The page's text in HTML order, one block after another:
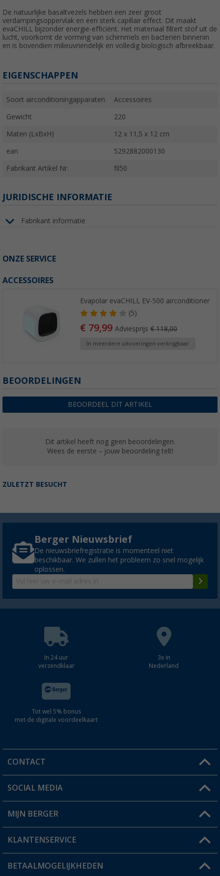
De natuurlijke basaltvezels hebben een zeer groot
verdampingsoppervlak en een sterk capillair effect. Dit maakt
evaCHILL bijzonder energie-efficiënt. Het materiaal filtert stof uit de
lucht, voorkomt de vorming van schimmels en bacteriën binnenin
en is bovendien milieuvriendelijk en volledig biologisch afbreekbaar.
EIGENSCHAPPEN
Soort airconditioningapparaten Accessoires
Gewicht 220
Maten (LxBxH) 12 x 11,5 x 12 cm
ean 5292882000130
Fabrikant Artikel Nr. fil50
JURIDISCHE INFORMATIE
Fabrikant informatie
ONZE SERVICE
ACCESSOIRES
Evapolar evaCHILL EV-500 airconditioner
(5)
€ 79,99Adviesprijs€ 118,00
In meerdere uitvoeringen verkrijgbaar
BEOORDELINGEN
BEOORDEEL DIT ARTIKEL
Dit artikel heeft nog geen beoordelingen.
Wees de eerste – jouw beoordeling telt!
ZULETZT BESUCHT
Berger Nieuwsbrief
De nieuwsbriefregistratie is momenteel niet
beschikbaar. We zullen het probleem zo snel mogelijk
oplossen.
In 24 uur
verzendklaar
3x in
Nederland
Tot wel 5% bonus
met de digitale voordeelkaart
CONTACT
Een vraag?
Winkel vinden
SOCIAL MEDIA
MIJN BERGER
Mijn account
Status bestelling
KLANTENSERVICE
FAQ & Contact
BETAALMOGELIJKHEDEN